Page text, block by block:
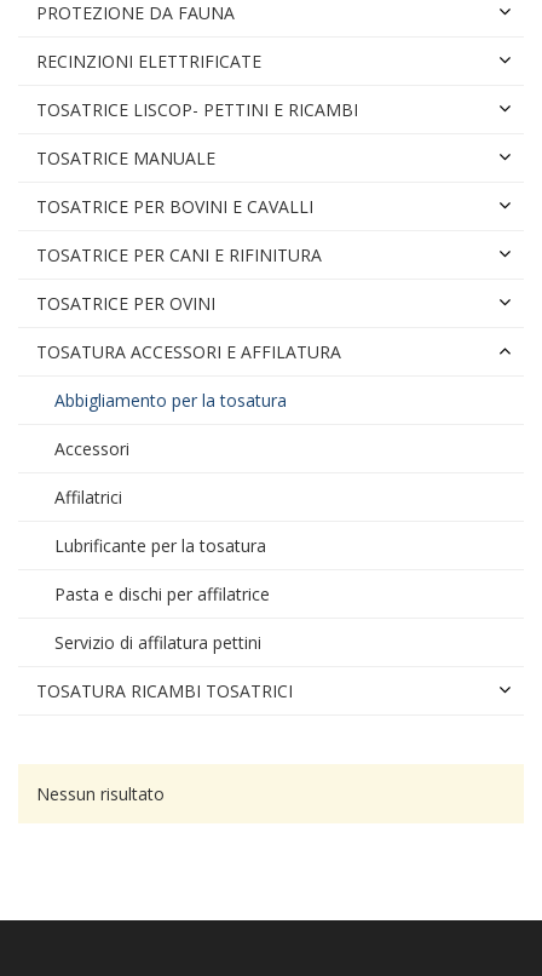
PROTEZIONE DA FAUNA
RECINZIONI ELETTRIFICATE
TOSATRICE LISCOP- PETTINI E RICAMBI
TOSATRICE MANUALE
TOSATRICE PER BOVINI E CAVALLI
TOSATRICE PER CANI E RIFINITURA
TOSATRICE PER OVINI
TOSATURA ACCESSORI E AFFILATURA
Abbigliamento per la tosatura
Accessori
Affilatrici
Lubrificante per la tosatura
Pasta e dischi per affilatrice
Servizio di affilatura pettini
TOSATURA RICAMBI TOSATRICI
Nessun risultato